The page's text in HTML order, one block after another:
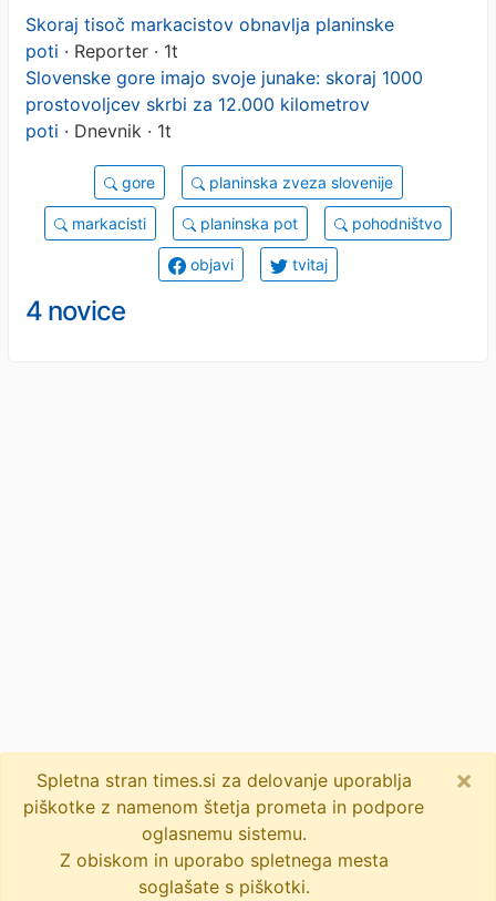
Skoraj tisoč markacistov obnavlja planinske
poti · Reporter · 1t
Slovenske gore imajo svoje junake: skoraj 1000
prostovoljcev skrbi za 12.000 kilometrov
poti · Dnevnik · 1t
gore planinska zveza slovenije
markacisti planinska pot pohodništvo
objavi tvitaj
4 novice
Spletna stran times.si za delovanje uporablja
piškotke z namenom štetja prometa in podpore
oglasnemu sistemu.
Z obiskom in uporabo spletnega mesta
soglašate s piškotki.
×